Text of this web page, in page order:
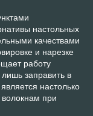
настольных
качествами
и нарезке
работу
заправить в
настолько
при